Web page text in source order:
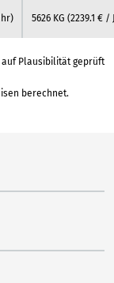
5626 KG (2239.1 € /
Plausibilität geprüft
berechnet.